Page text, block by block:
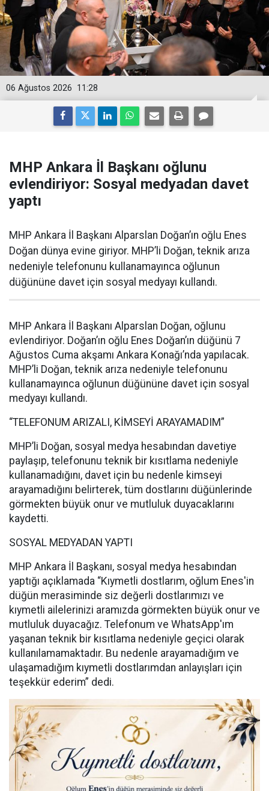
11:28
06 Ağustos 2026
MHP Ankara İl Başkanı oğlunu
evlendiriyor: Sosyal medyadan davet
yaptı
MHP Ankara İl Başkanı Alparslan Doğan’ın oğlu Enes
Doğan dünya evine giriyor. MHP’li Doğan, teknik arıza
nedeniyle telefonunu kullanamayınca oğlunun
düğününe davet için sosyal medyayı kullandı.
MHP Ankara İl Başkanı Alparslan Doğan, oğlunu
evlendiriyor. Doğan’ın oğlu Enes Doğan’ın düğünü 7
Ağustos Cuma akşamı Ankara Konağı’nda yapılacak.
MHP’li Doğan, teknik arıza nedeniyle telefonunu
kullanamayınca oğlunun düğününe davet için sosyal
medyayı kullandı.
“TELEFONUM ARIZALI, KİMSEYİ ARAYAMADIM”
MHP’li Doğan, sosyal medya hesabından davetiye
paylaşıp, telefonunu teknik bir kısıtlama nedeniyle
kullanamadığını, davet için bu nedenle kimseyi
arayamadığını belirterek, tüm dostlarını düğünlerinde
görmekten büyük onur ve mutluluk duyacaklarını
kaydetti.
SOSYAL MEDYADAN YAPTI
MHP Ankara İl Başkanı, sosyal medya hesabından
yaptığı açıklamada “Kıymetli dostlarım, oğlum Enes'in
düğün merasiminde siz değerli dostlarımızı ve
kıymetli ailelerinizi aramızda görmekten büyük onur ve
mutluluk duyacağız. Telefonum ve WhatsApp'ım
yaşanan teknik bir kısıtlama nedeniyle geçici olarak
kullanılamamaktadır. Bu nedenle arayamadığım ve
ulaşamadığım kıymetli dostlarımdan anlayışları için
teşekkür ederim” dedi.